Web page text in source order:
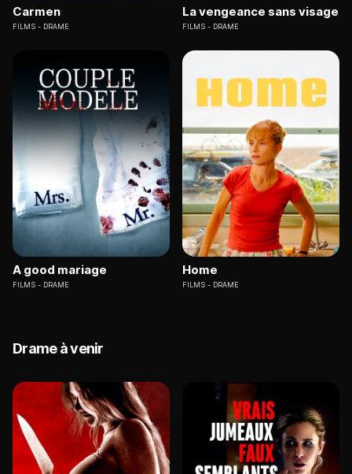
Carmen
FILMS DRAME
La vengeance sans visage
FILMS DRAME
A good mariage
FILMS DRAME
Home
FILMS DRAME
Drame à venir